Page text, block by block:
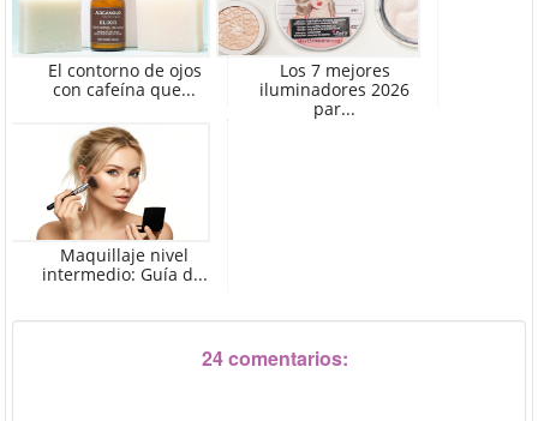
El contorno de ojos
con cafeína que...
Los 7 mejores
iluminadores 2026
par...
Maquillaje nivel
intermedio: Guía d...
24 comentarios: